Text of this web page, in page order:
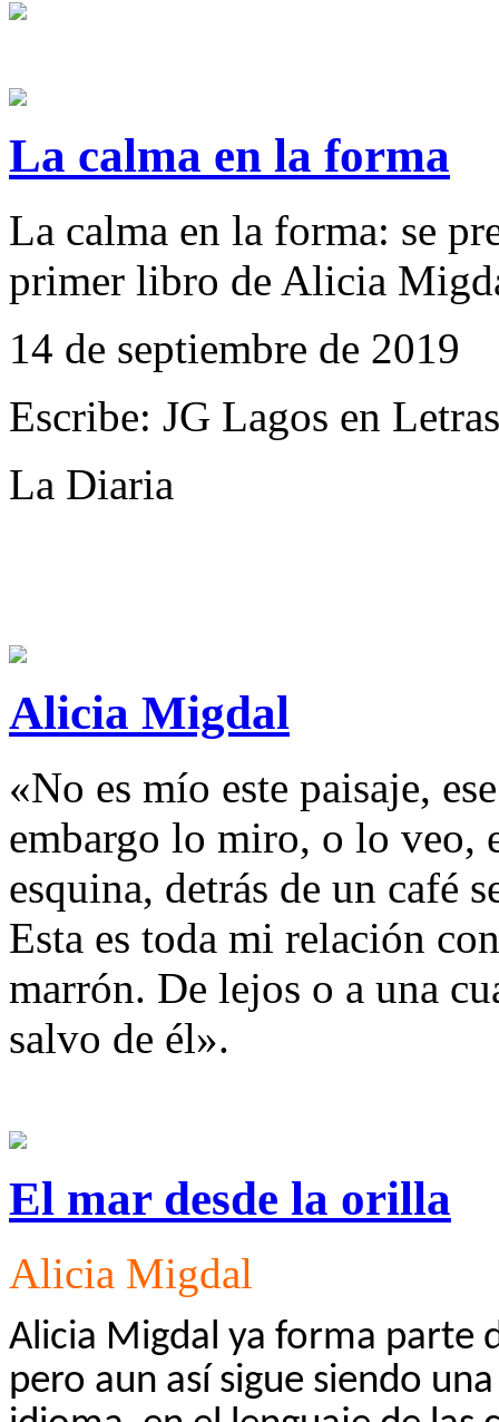
La calma en la forma
La calma en la forma: se
primer libro de Alicia
14 de septiembre de 2019
Escribe: JG Lagos en Letras
La Diaria
Alicia Migdal
«No es mío este paisaje,
embargo lo miro, o lo veo,
esquina, detrás de un café
Esta es toda mi relación
marrón. De lejos o a una
salvo de él».
El mar desde la orilla
Alicia Migdal
Alicia Migdal ya forma parte
pero aun así sigue siendo